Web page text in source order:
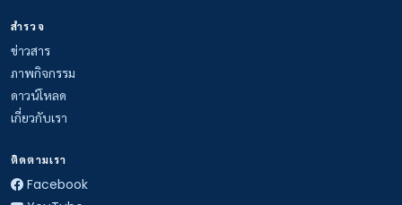
สำรวจ
ข่าวสาร
ภาพกิจกรรม
ดาวน์โหลด
เกี่ยวกับเรา
ติดตามเรา
Facebook